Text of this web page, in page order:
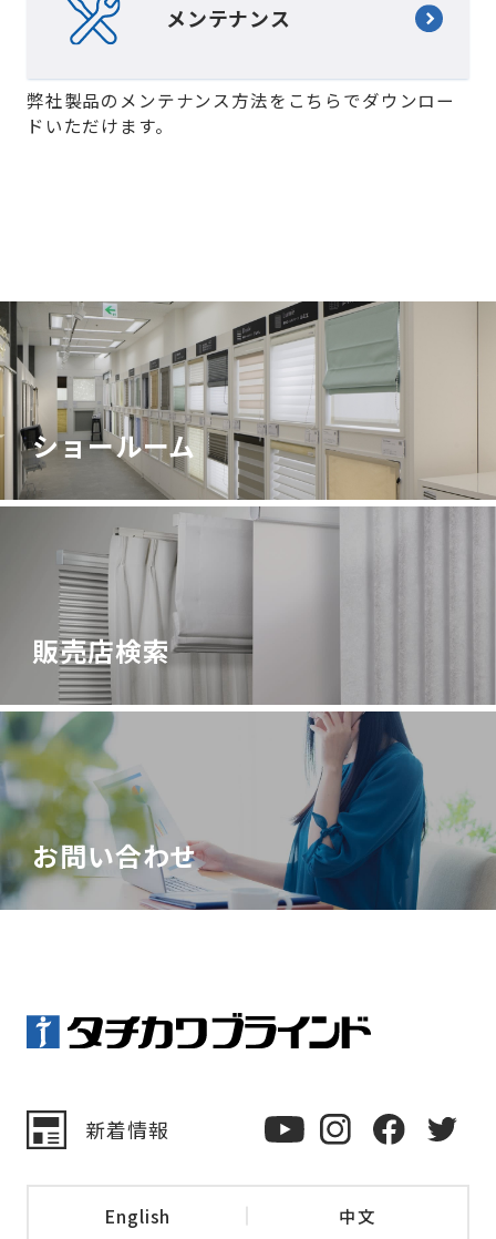
メンテナンス
弊社製品のメンテナンス方法をこちらでダウンロー
ドいただけます。
ショールーム
販売店検索
お問い合わせ
新着情報
English 中文